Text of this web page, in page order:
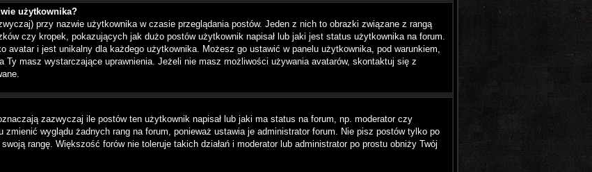
użytkownika?
przy nazwie użytkownika w czasie przeglądania postów. Jeden z nich to obrazki związane z rangą
czy kropek, pokazujących jak dużo postów użytkownik napisał lub jaki jest status użytkownika na forum.
avatar i jest unikalny dla każdego użytkownika. Możesz go ustawić w panelu użytkownika, pod warunkiem,
Ty masz wystarczające uprawnienia. Jeżeli nie masz możliwości używania avatarów, skontaktuj się z
zazwyczaj ile postów ten użytkownik napisał lub jaki ma status na forum, np. moderator czy
wyglądu żadnych rang na forum, ponieważ ustawia je administrator forum. Nie pisz postów tylko po
rangę. Większość forów nie toleruje takich działań i moderator lub administrator po prostu obniży Twój